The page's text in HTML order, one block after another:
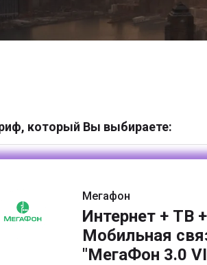
который Вы выбираете:
Мегафон
Интернет + ТВ +
Мобильная
"МегаФон 3.0